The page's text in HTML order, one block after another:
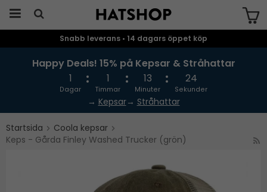
Snabb leverans • 14 dagars öppet köp
Happy Deals! 15% på Kepsar & Stråhattar
1
Dagar
1
Timmar
13
Minuter
24
Sekunder
→ Kepsar→ Stråhattar
Startsida
Coola kepsar
Keps - Gårda Finley Washed Trucker (grön)